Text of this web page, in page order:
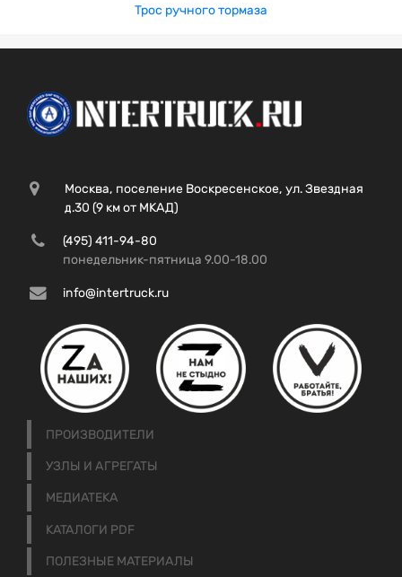
Трос ручного тормаза
Москва, поселение Воскресенское, ул. Звездная
д.30 (9 км от МКАД)
(495) 411-94-80
понедельник-пятница 9.00-18.00
info@intertruck.ru
ПРОИЗВОДИТЕЛИ
УЗЛЫ И АГРЕГАТЫ
МЕДИАТЕКА
КАТАЛОГИ PDF
ПОЛЕЗНЫЕ МАТЕРИАЛЫ